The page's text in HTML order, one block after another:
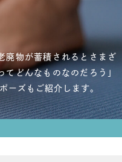
廃物が蓄積されるとさまざ
どんなものなのだろう」
ーズもご紹介します。